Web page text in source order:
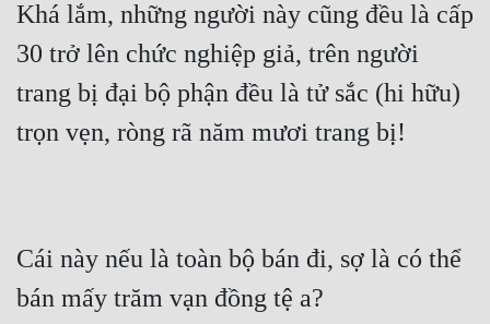
Khá lắm, những người này cũng đều là cấp
30 trở lên chức nghiệp giả, trên người
trang bị đại bộ phận đều là tử sắc (hi hữu)
trọn vẹn, ròng rã năm mươi trang bị!
Cái này nếu là toàn bộ bán đi, sợ là có thể
bán mấy trăm vạn đồng tệ a?